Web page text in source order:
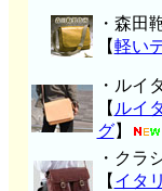
・森田
【軽い
・ルイ
【 ルイ
グ】
・クラ
【 イタ